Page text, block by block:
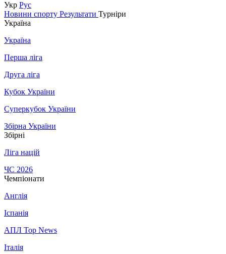
Укр Рус
Новини спорту Результати Турніри
Україна
Україна
Перша ліга
Друга ліга
Кубок України
Суперкубок України
Збірна України
Збірні
Ліга націй
ЧС 2026
Чемпіонати
Англія
Іспанія
АПЛ Top News
Італія